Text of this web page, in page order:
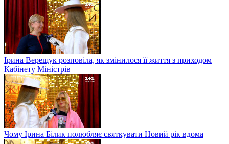
Ірина Верещук розповіла, як змінилося її життя з приходом
Кабінету Міністрів
Чому Ірина Білик полюбляє святкувати Новий рік вдома